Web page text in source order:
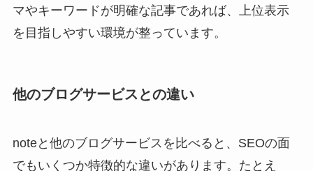
マやキーワードが明確な記事であれば、上位表示
を目指しやすい環境が整っています。
他のブログサービスとの違い
noteと他のブログサービスを比べると、SEOの面
でもいくつか特徴的な違いがあります。たとえ